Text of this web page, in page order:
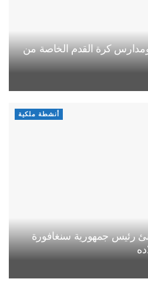
ومدارس كرة القدم الخاصة من
أنشطة ملكية
رئيس جمهورية سنغافورة